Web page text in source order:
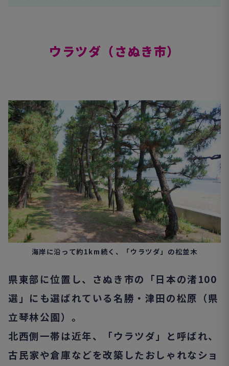
ウラツダ（さぬき市）
海岸に沿って約1km続く、「ウラツダ」の松並木
県東部に位置し、さぬき市の「日本の渚100
選」にも選ばれている名勝・津田の松原（県
立琴林公園）。
北西側一帯は近年、「ウラツダ」と呼ばれ、
古民家や倉庫などを改築したおしゃれなショ